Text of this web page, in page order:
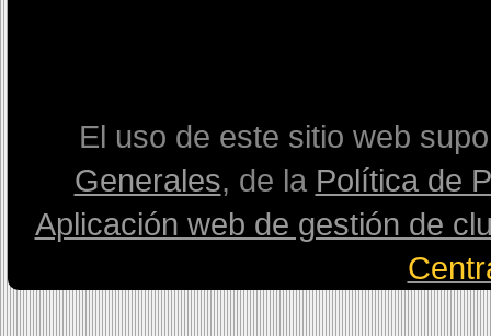
El uso de este sitio web
Generales, de la Política de
Aplicación web de gestión de